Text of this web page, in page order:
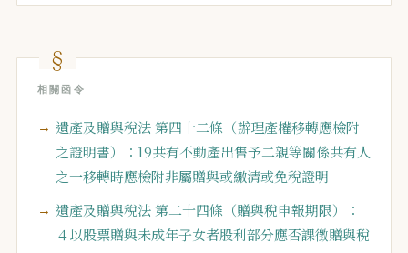
相關函令
遺產及贈與稅法 第四十二條（辦理產權移轉應檢附
之證明書）：19共有不動產出售予二親等關係共有人
之一移轉時應檢附非屬贈與或繳清或免稅證明
遺產及贈與稅法 第二十四條（贈與稅申報期限）：
４以股票贈與未成年子女者股利部分應否課徵贈與稅